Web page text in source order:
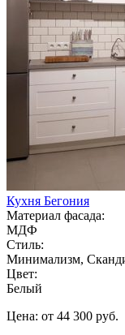
Кухня Бегония
Материал фасада:
МДФ
Стиль:
Минимализм,
Цвет:
Белый
Цена: от 44 300 руб.